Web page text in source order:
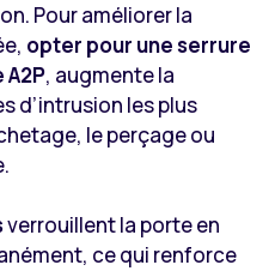
Pour améliorer la
opter pour une serrure
, augmente la
d’intrusion les plus
le perçage ou
verrouillent la porte en
ce qui renforce